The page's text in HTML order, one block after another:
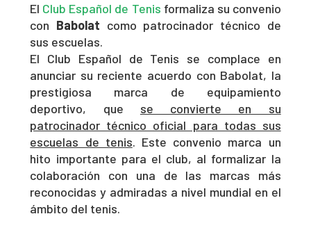
El Club Español de Tenis formaliza su convenio
con Babolat como patrocinador técnico de
sus escuelas.
El Club Español de Tenis se complace en
anunciar su reciente acuerdo con Babolat, la
prestigiosa marca de equipamiento
deportivo, que se convierte en su
patrocinador técnico oficial para todas sus
escuelas de tenis. Este convenio marca un
hito importante para el club, al formalizar la
colaboración con una de las marcas más
reconocidas y admiradas a nivel mundial en el
ámbito del tenis.